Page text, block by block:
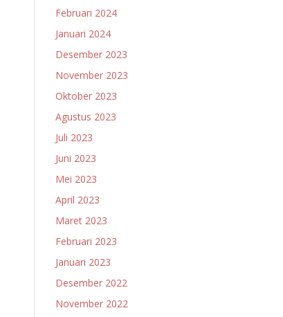
Februari 2024
Januari 2024
Desember 2023
November 2023
Oktober 2023
Agustus 2023
Juli 2023
Juni 2023
Mei 2023
April 2023
Maret 2023
Februari 2023
Januari 2023
Desember 2022
November 2022